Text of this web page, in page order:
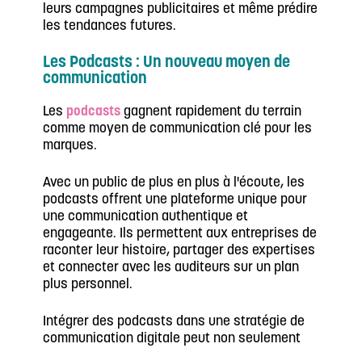
leurs campagnes publicitaires et même prédire
les tendances futures.
Les Podcasts : Un nouveau moyen de
communication
Les podcasts gagnent rapidement du terrain
comme moyen de communication clé pour les
marques.
Avec un public de plus en plus à l'écoute, les
podcasts offrent une plateforme unique pour
une communication authentique et
engageante. Ils permettent aux entreprises de
raconter leur histoire, partager des expertises
et connecter avec les auditeurs sur un plan
plus personnel.
Intégrer des podcasts dans une stratégie de
communication digitale peut non seulement